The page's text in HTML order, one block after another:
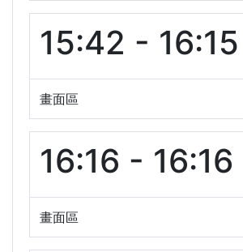
15:42 - 16:15
畫面區
16:16 - 16:16
畫面區